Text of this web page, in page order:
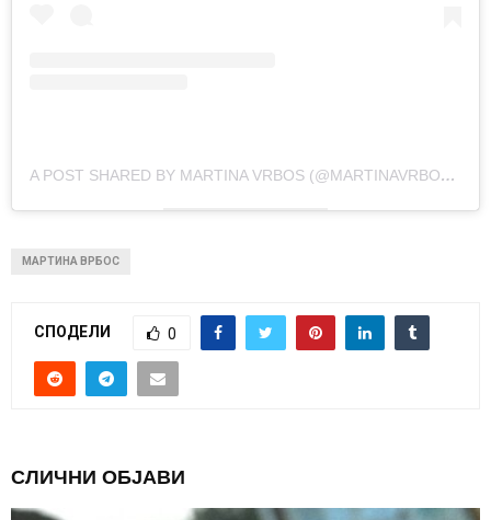
A POST SHARED BY MARTINA VRBOS (@MARTINAVRBOSOFFICIAL)
МАРТИНА ВРБОС
СПОДЕЛИ 0
СЛИЧНИ ОБЈАВИ